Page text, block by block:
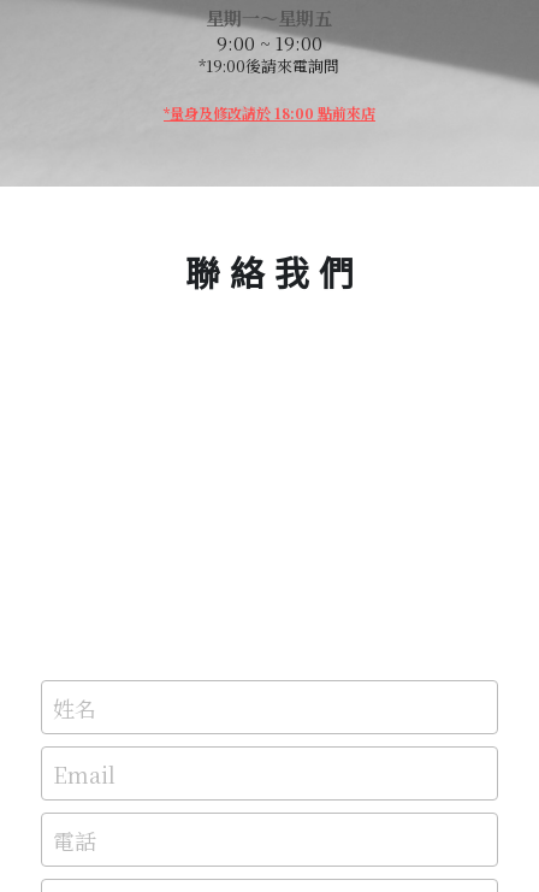
星期一～星期五
9:00 ~ 19:00
*19:00後請來電詢問
*量身及修改請於 18:00 點前來店
聯 絡 我 們
姓名
Email
電話